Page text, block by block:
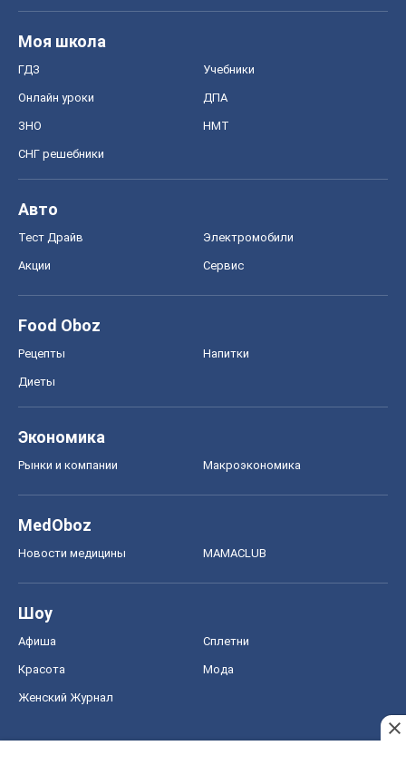
Моя школа
ГДЗ Учебники
Онлайн уроки ДПА
ЗНО НМТ
СНГ решебники
Авто
Тест Драйв Электромобили
Акции Сервис
Food Oboz
Рецепты Напитки
Диеты
Экономика
Рынки и компании Mакроэкономика
MedOboz
Новости медицины MAMACLUB
Шоу
Афиша Сплетни
Красота Мода
Женский Журнал